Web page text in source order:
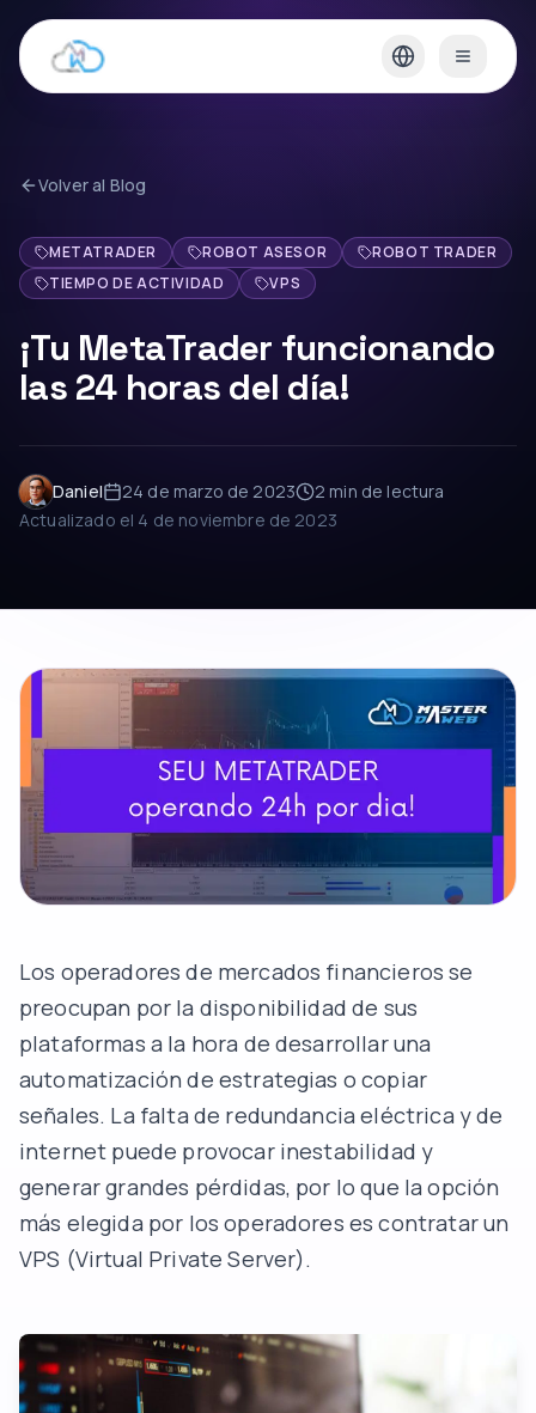
Volver al Blog
METATRADER ROBOT ASESOR
ROBOT TRADER
TIEMPO DE ACTIVIDAD
VPS
¡Tu MetaTrader funcionando
las 24 horas del día!
Daniel 24 de marzo de 2023 2 min de lectura
Actualizado el 4 de noviembre de 2023
Los operadores de mercados financieros se
preocupan por la disponibilidad de sus
plataformas a la hora de desarrollar una
automatización de estrategias o copiar
señales. La falta de redundancia eléctrica y de
internet puede provocar inestabilidad y
generar grandes pérdidas, por lo que la opción
más elegida por los operadores es contratar un
VPS (Virtual Private Server).